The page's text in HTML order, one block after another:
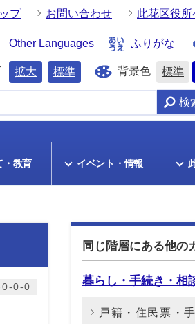
プ お問い合わせ 此花区役
Other Languages ふりがな
拡大 標準 背景色 標準
検
・教育 イベント・情報
0-0-0
同じ階層にある他の
暮らし・手続き・相
戸籍・住民票・